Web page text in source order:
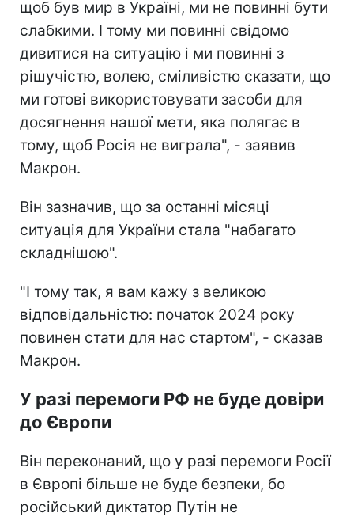
щоб був мир в Україні, ми не повинні бути
слабкими. І тому ми повинні свідомо
дивитися на ситуацію і ми повинні з
рішучістю, волею, сміливістю сказати, що
ми готові використовувати засоби для
досягнення нашої мети, яка полягає в
тому, щоб Росія не виграла", - заявив
Макрон.
Він зазначив, що за останні місяці
ситуація для України стала "набагато
складнішою".
"І тому так, я вам кажу з великою
відповідальністю: початок 2024 року
повинен стати для нас стартом", - сказав
Макрон.
У разі перемоги РФ не буде довіри
до Європи
Він переконаний, що у разі перемоги Росії
в Європі більше не буде безпеки, бо
російський диктатор Путін не